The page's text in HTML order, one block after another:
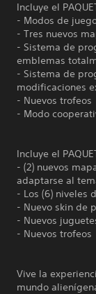
Incluye el
- Modos de
- Tres nuevos
- Sistema de
emblemas
- Sistema de
modificaciones
- Nuevos trofeos
- Modo
Incluye el
- (2) nuevos
adaptarse al
- Los (6) niveles
- Nuevo skin de
- Nuevos
- Nuevos trofeos
Vive la
mundo